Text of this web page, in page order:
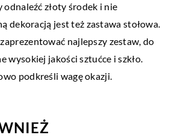
złoty środek i nie
dekoracją jest też zastawa stołowa.
najlepszy zestaw, do
wysokiej jakości sztućce i szkło.
podkreśli wagę okazji.